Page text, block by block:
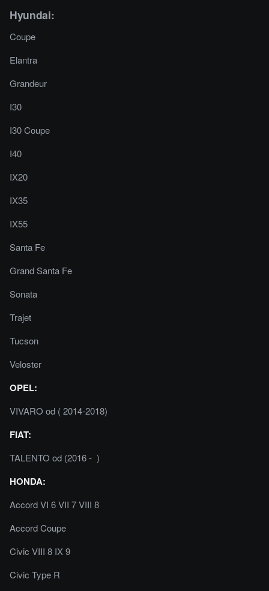
Hyundai:
Coupe
Elantra
Grandeur
I30
I30 Coupe
I40
IX20
IX35
IX55
Santa Fe
Grand Santa Fe
Sonata
Trajet
Tucson
Veloster
OPEL:
VIVARO od ( 2014-2018)
FIAT:
TALENTO od (2016 - )
HONDA:
Accord VI 6 VII 7 VIII 8
Accord Coupe
Civic VIII 8 IX 9
Civic Type R